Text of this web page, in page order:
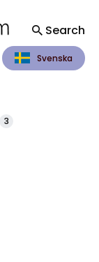
Search
Svenska
3